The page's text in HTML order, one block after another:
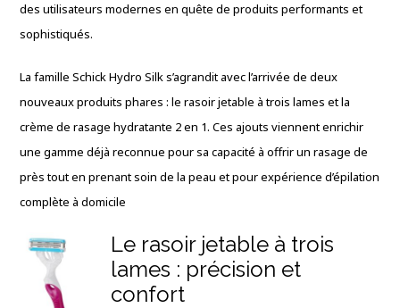
des utilisateurs modernes en quête de produits performants et
sophistiqués.
La famille Schick Hydro Silk s’agrandit avec l’arrivée de deux
nouveaux produits phares : le rasoir jetable à trois lames et la
crème de rasage hydratante 2 en 1. Ces ajouts viennent enrichir
une gamme déjà reconnue pour sa capacité à offrir un rasage de
près tout en prenant soin de la peau et pour expérience d’épilation
complète à domicile
Le rasoir jetable à trois
lames : précision et
confort